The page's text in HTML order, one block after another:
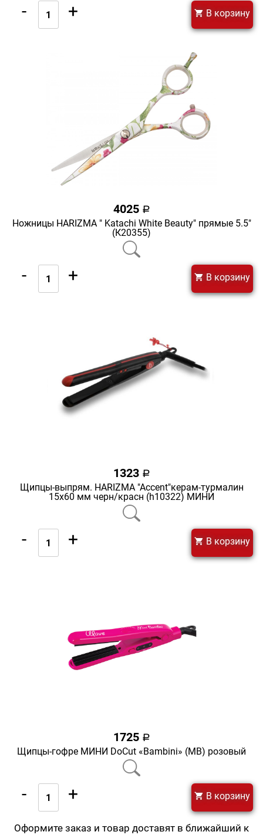
- + В корзину
4025 a
Ножницы HARIZMA " Katachi White Beauty" прямые 5.5"
(К20355)
- + В корзину
1323 a
Щипцы-выпрям. HARIZMA "Accent"керам-турмалин
15х60 мм черн/красн (h10322) МИНИ
- + В корзину
1725 a
Щипцы-гофре МИНИ DoCut «Bambini» (MB) розовый
- + В корзину
Оформите заказ и товар доставят в ближайший к